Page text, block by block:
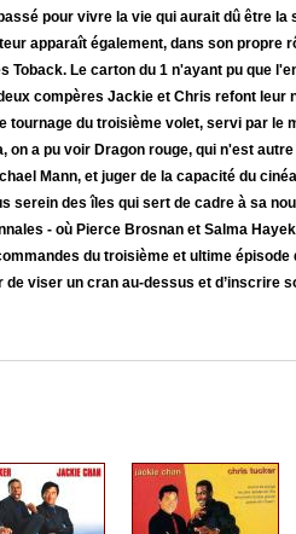
pour vivre la vie qui aurait dû être la
apparaît également, dans son propre
Toback. Le carton du 1 n'ayant pu que
compères Jackie et Chris refont leur
tournage du troisième volet, servi par le
on a pu voir Dragon rouge, qui n'est
Mann, et juger de la capacité du
serein des îles qui sert de cadre à sa
- où Pierce Brosnan et Salma
du troisième et ultime épisode
viser un cran au-dessus et d’inscrire